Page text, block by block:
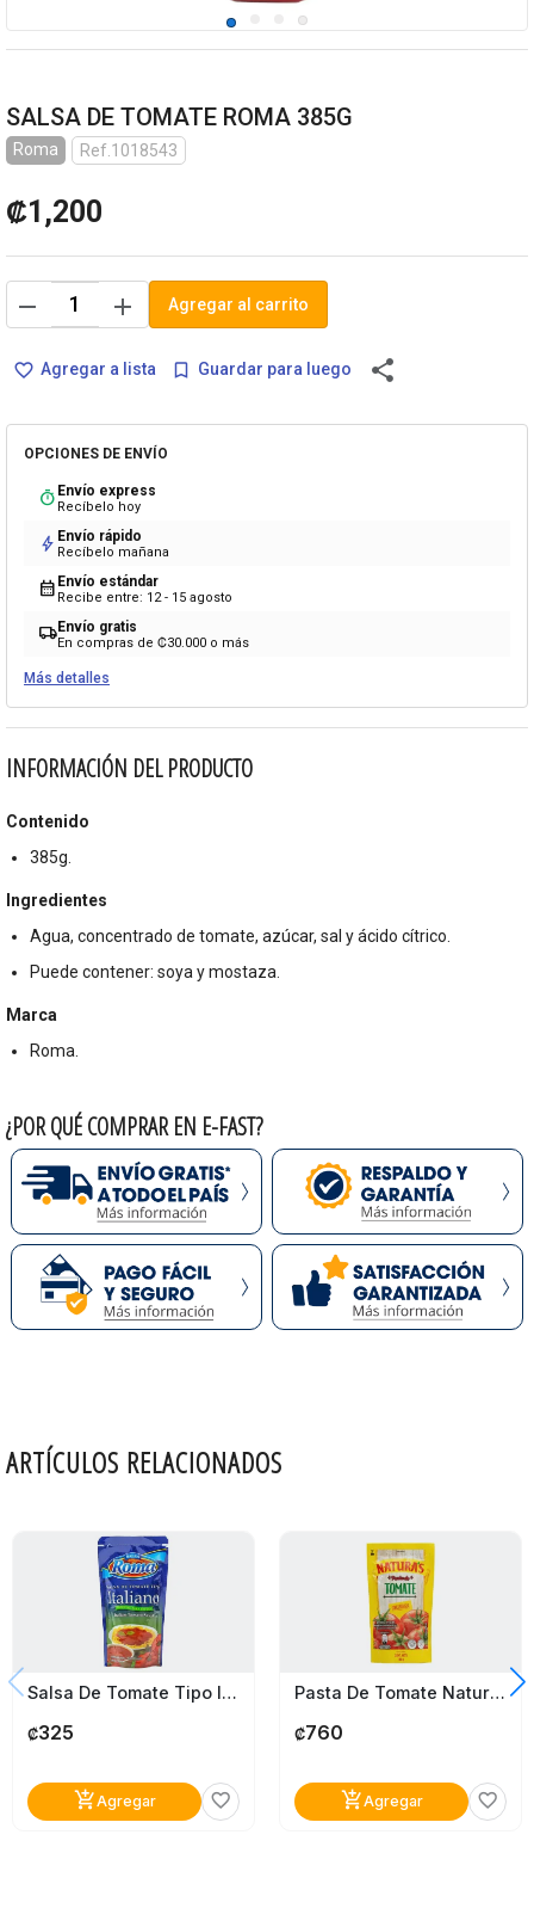
SALSA DE TOMATE ROMA 385G
Roma Ref.1018543
₡1,200
remove add Agregar al carrito
favorite_border Agregar a lista bookmark_border Guardar para luego share
OPCIONES DE ENVÍO
timer Envío express
Recíbelo hoy
bolt Envío rápido
Recíbelo mañana
calendar_month Envío estándar
Recibe entre: 12 - 15 agosto
local_shippingEnvío gratis
En compras de ₡30.000 o más
Más detalles
INFORMACIÓN DEL PRODUCTO
Contenido
385g.
Ingredientes
Agua, concentrado de tomate, azúcar, sal y ácido cítrico.
Puede contener: soya y mostaza.
Marca
Roma.
¿POR QUÉ COMPRAR EN E-FAST?
ARTÍCULOS RELACIONADOS
Salsa De Tomate Tipo Italiano Roma Doy Pack 106G
₡325
add_shopping_cartAgregar favorite_border
Pasta De Tomate Naturas 180G
₡760
add_shopping_cartAgregar favorite_border